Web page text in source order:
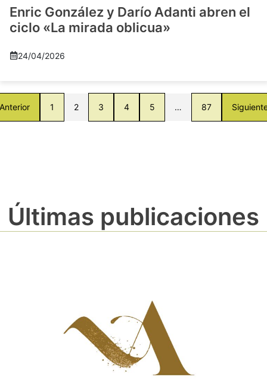
Enric González y Darío Adanti abren el
ciclo «La mirada oblicua»
24/04/2026
1 2 3 4 5 … 87
Últimas publicaciones